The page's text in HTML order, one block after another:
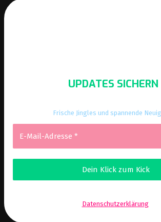
UPDATES SICHERN
Frische Jingles und spannende
Datenschutzerklärung.